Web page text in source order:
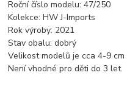
Roční číslo modelu: 47/250
Kolekce: HW J-Imports
Rok výroby: 2021
Stav obalu: dobrý
Velikost modelů je cca 4-9 cm
Není vhodné pro děti do 3 let.